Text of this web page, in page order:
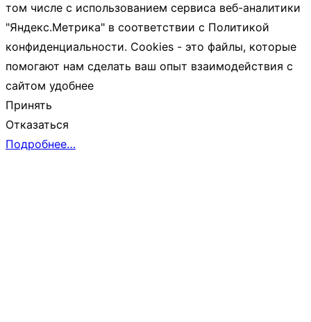
том числе с использованием сервиса веб-аналитики
"Яндекс.Метрика" в соответствии с Политикой
конфиденциальности. Cookies - это файлы, которые
помогают нам сделать ваш опыт взаимодействия с
сайтом удобнее
Принять
Отказаться
Подробнее…